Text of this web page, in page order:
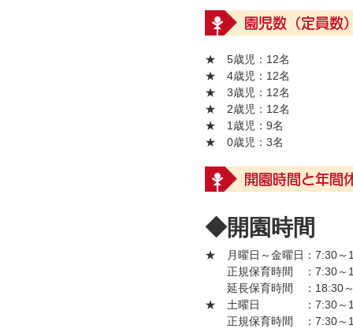
園児数（定員数
★ 5歳児 ：12名
★ 4歳児 ：12名
★ 3歳児 ：12名
★ 2歳児 ：12名
★ 1歳児 ：9名
★ 0歳児 ：3名
開園時間と年間
◆開園時間
★ 月曜日～金曜日 ：7:30～
正規保育時間
：7:30～
延長保育時間
：18:30
★ 土曜日
：7:30～
正規保育時間
：7:30～